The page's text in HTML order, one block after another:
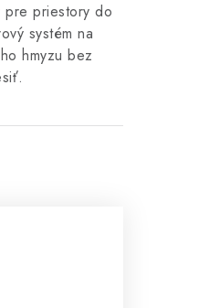
pre priestory do
systém na
hmyzu bez